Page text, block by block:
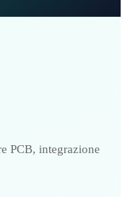
PCB, integrazione